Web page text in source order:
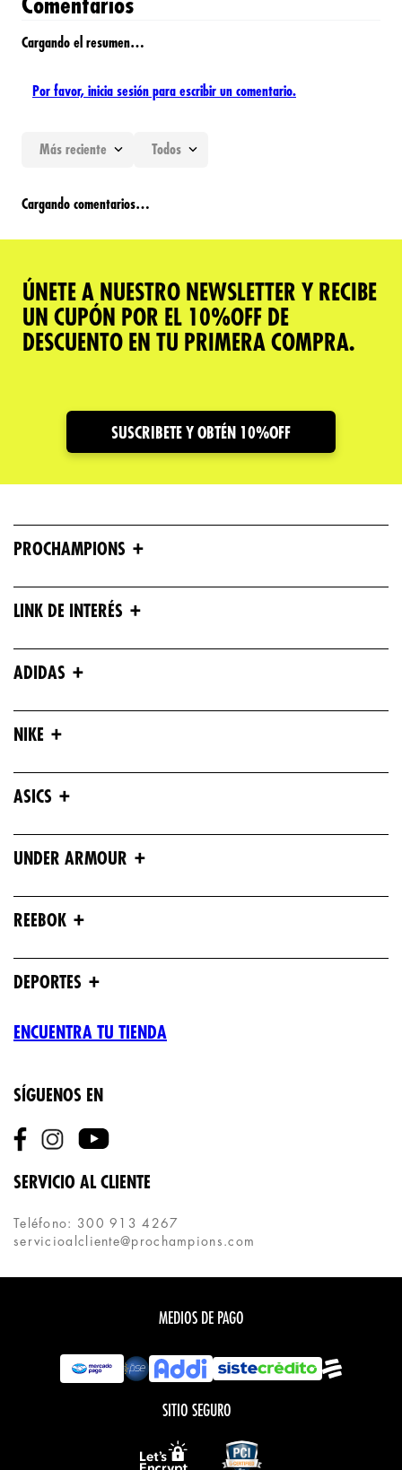
Comentarios
Cargando el resumen…
Por favor, inicia sesión para escribir un comentario.
Más reciente Todos
Cargando comentarios…
ÚNETE A NUESTRO NEWSLETTER Y RECIBE
UN CUPÓN POR EL 10%OFF DE
DESCUENTO EN TU PRIMERA COMPRA.
SUSCRIBETE Y OBTÉN 10%OFF
PROCHAMPIONS +
LINK DE INTERÉS +
ADIDAS +
NIKE +
ASICS +
UNDER ARMOUR +
REEBOK +
DEPORTES +
ENCUENTRA TU TIENDA
SÍGUENOS EN
SERVICIO AL CLIENTE
Teléfono: 300 913 4267
servicioalcliente@prochampions.com
MEDIOS DE PAGO
SITIO SEGURO